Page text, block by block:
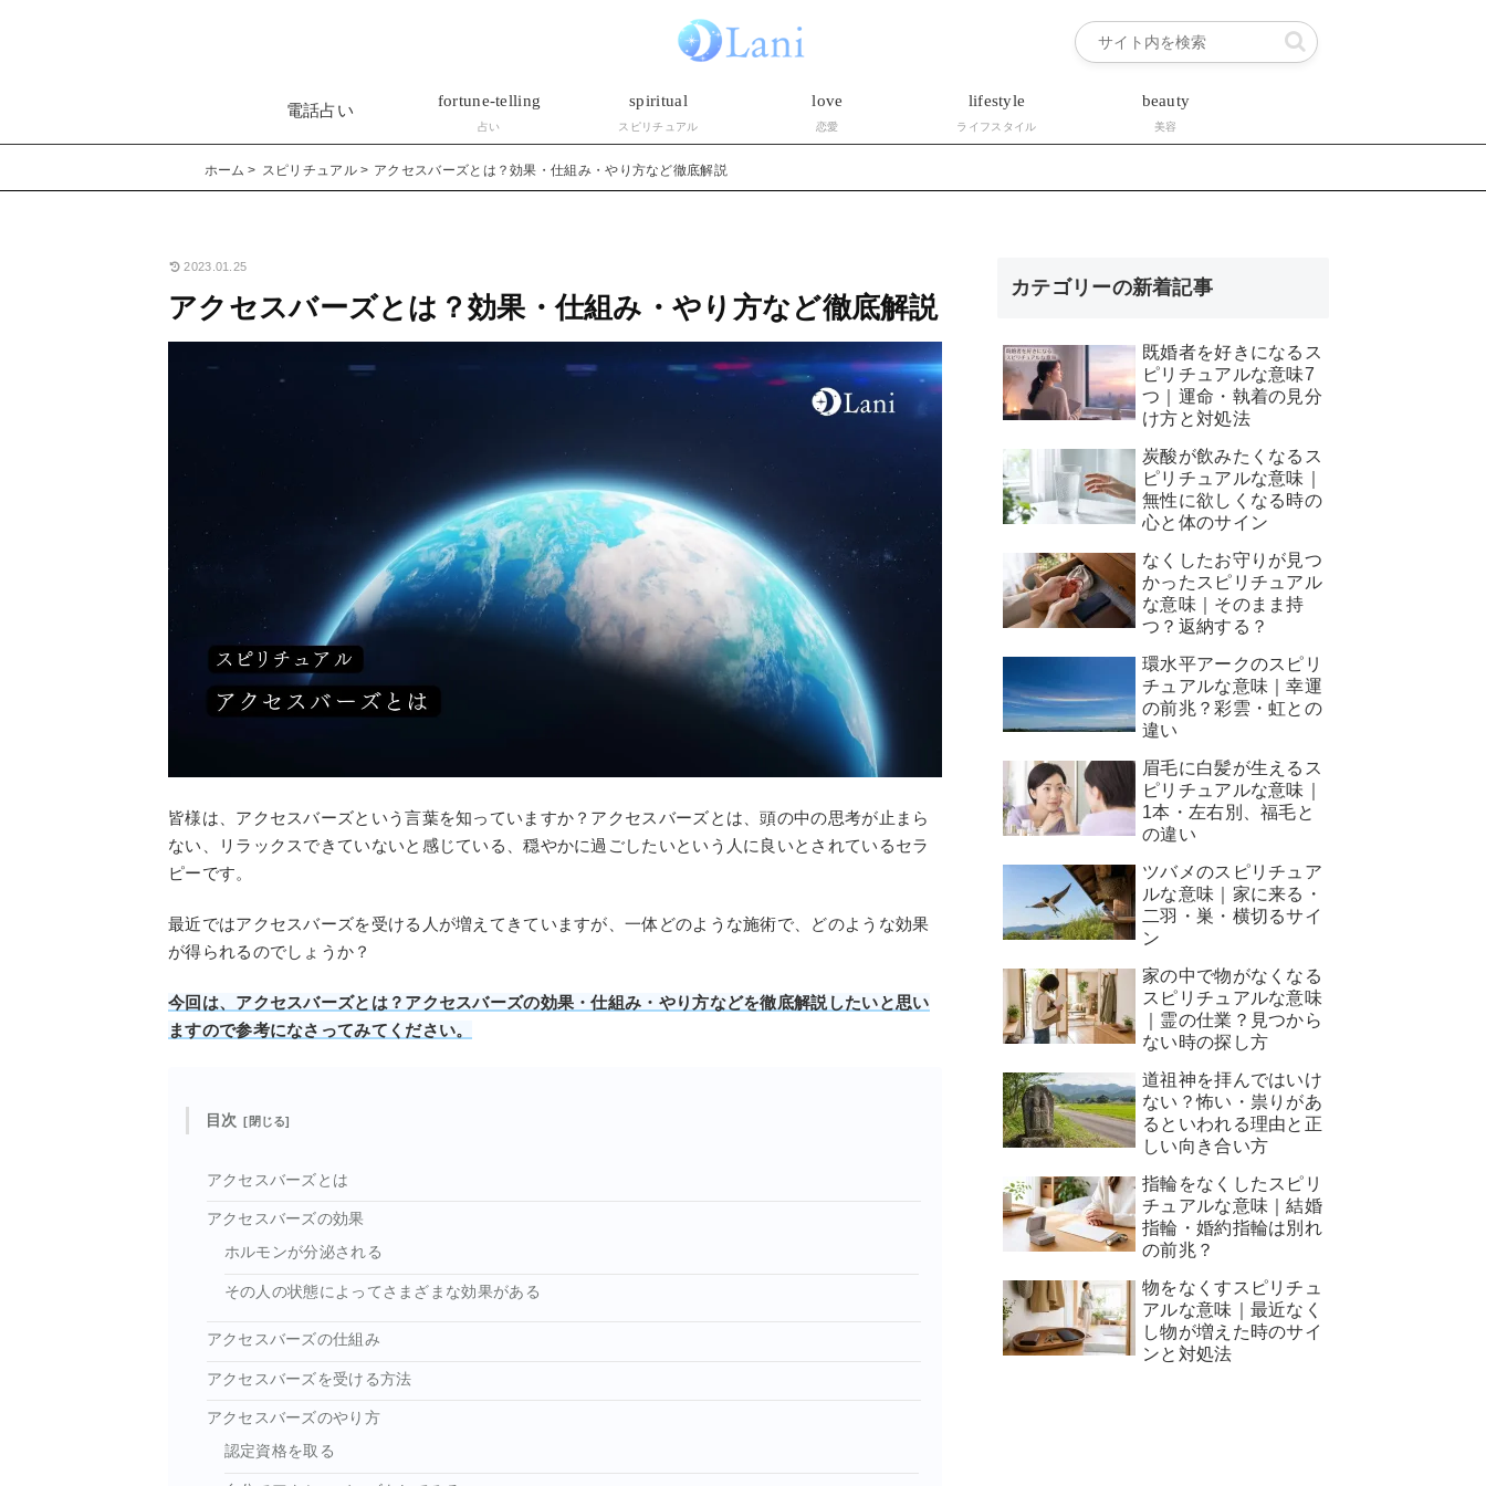
電話占い
fortune-telling
占い
spiritual
スピリチュアル
love
恋愛
lifestyle
ライフスタイル
beauty
美容
ホーム スピリチュアル アクセスバーズとは？効果・仕組み・やり方など徹底解説
2023.01.25
アクセスバーズとは？効果・仕組み・やり方など徹底解説
皆様は、アクセスバーズという言葉を知っていますか？アクセスバーズとは、頭の中の思考が止まら
ない、リラックスできていないと感じている、穏やかに過ごしたいという人に良いとされているセラ
ピーです。
最近ではアクセスバーズを受ける人が増えてきていますが、一体どのような施術で、どのような効果
が得られるのでしょうか？
今回は、アクセスバーズとは？アクセスバーズの効果・仕組み・やり方などを徹底解説したいと思い
ますので参考になさってみて ください。
目次
アクセスバーズとは
アクセスバーズの効果
ホルモンが分泌される
その人の状態によってさまざまな効果がある
アクセスバーズの仕組み
アクセスバーズを受ける方法
アクセスバーズのやり方
認定資格を取る
カテゴリーの新着記事
既婚者を好きになるス
ピリチュアルな意味7
つ｜運命・執着の見分
け方と対処法
炭酸が飲みたくなるス
ピリチュアルな意味｜
無性に欲しくなる時の
心と体のサイン
なくしたお守りが見つ
かったスピリチュアル
な意味｜そのまま持
つ？返納する？
環水平アークのスピリ
チュアルな意味｜幸運
の前兆？彩雲・虹との
違い
眉毛に白髪が生えるス
ピリチュアルな意味｜
1本・左右別、福毛と
の違い
ツバメのスピリチュア
ルな意味｜家に来る・
二羽・巣・横切るサイ
ン
家の中で物がなくなる
スピリチュアルな意味
｜霊の仕業？見つから
ない時の探し方
道祖神を拝んではいけ
ない？怖い・祟りがあ
るといわれる理由と正
しい向き合い方
指輪をなくしたスピリ
チュアルな意味｜結婚
指輪・婚約指輪は別れ
の前兆？
物をなくすスピリチュ
アルな意味｜最近なく
し物が増えた時のサイ
ンと対処法